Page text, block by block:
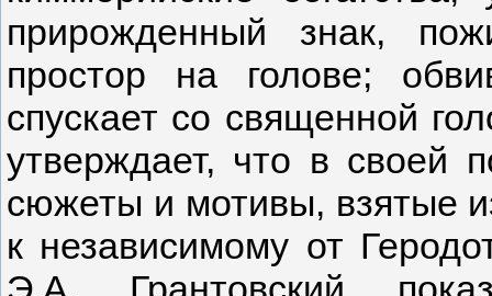
прирожденный знак,
простор на голове;
спускает со священной
утверждает, что в своей
сюжеты и мотивы, взятые
к независимому от